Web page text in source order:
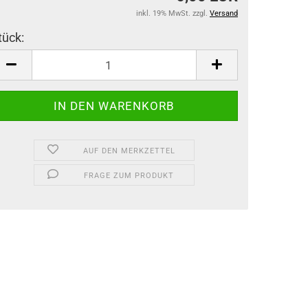
inkl. 19% MwSt. zzgl. Versand
AUF DEN MERKZETTEL
FRAGE ZUM PRODUKT